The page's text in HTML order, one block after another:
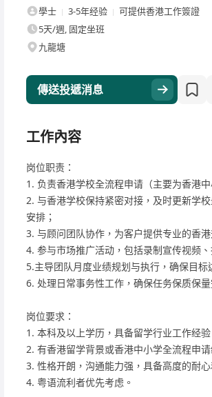
學士
3-5年经验
可提供香港工作簽證
5天/週, 固定坐班
九龍塘
傳送投遞消息
工作內容
岗位职责：
1. 负责香港学校全流程申请（主要为香港
2. 与香港学校保持紧密对接，及时更新学
安排；
3. 与顾问团队协作，为客户提供专业的香
4. 参与市场推广活动，包括录制宣传视频
5.主导团队月度业绩规划与执行，确保目标
6. 处理日常事务性工作，确保任务保质保量
岗位要求：
1. 本科及以上学历，具备留学行业工作经
2. 有香港留学背景或香港中小学全流程申请
3. 性格开朗，沟通能力强，具备高度的耐心
4. 粤语流利者优先考虑。